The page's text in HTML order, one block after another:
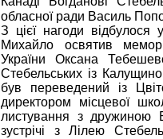
обласної ради Василь
З цієї нагоди відбулося
Михайло освятив
України Оксана
Стебельських із
був переведений із
директором місцевої
листування з дружиною
зустрічі з Лілею